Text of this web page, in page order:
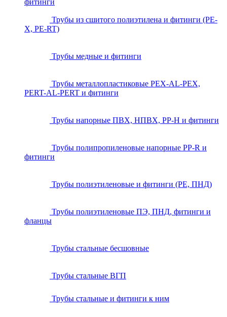
фитинги
Трубы из сшитого полиэтилена и фитинги (PE-
X, PE-RT)
Трубы медные и фитинги
Трубы металлопластиковые PEX-AL-PEX,
PERT-AL-PERT и фитинги
Трубы напорные ПВХ, НПВХ, PP-H и фитинги
Трубы полипропиленовые напорные PP-R и
фитинги
Трубы полиэтиленовые и фитинги (PE, ПНД)
Трубы полиэтиленовые ПЭ, ПНД, фитинги и
фланцы
Трубы стальные бесшовные
Трубы стальные ВГП
Трубы стальные и фитинги к ним